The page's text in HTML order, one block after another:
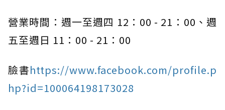
營業時間：週一至週四 12：00 - 21：00、週
五至週日 11：00 - 21：00
臉書https://www.facebook.com/profile.p
hp?id=100064198173028